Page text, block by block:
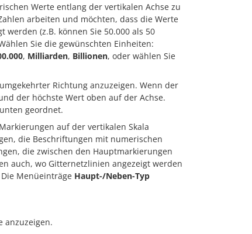
Werte entlang der vertikalen Achse zu
arbeiten und möchten, dass die Werte
(z.B. können Sie 50.000 als 50
Sie die gewünschten Einheiten:
, Milliarden, Billionen, oder wählen Sie
Richtung anzuzeigen. Wenn der
der höchste Wert oben auf der Achse.
geordnet.
auf der vertikalen Skala
die Beschriftungen mit numerischen
die zwischen den Hauptmarkierungen
auch, wo Gitternetzlinien angezeigt werden
Menüeinträge Haupt-/Neben-Typ
anzuzeigen.